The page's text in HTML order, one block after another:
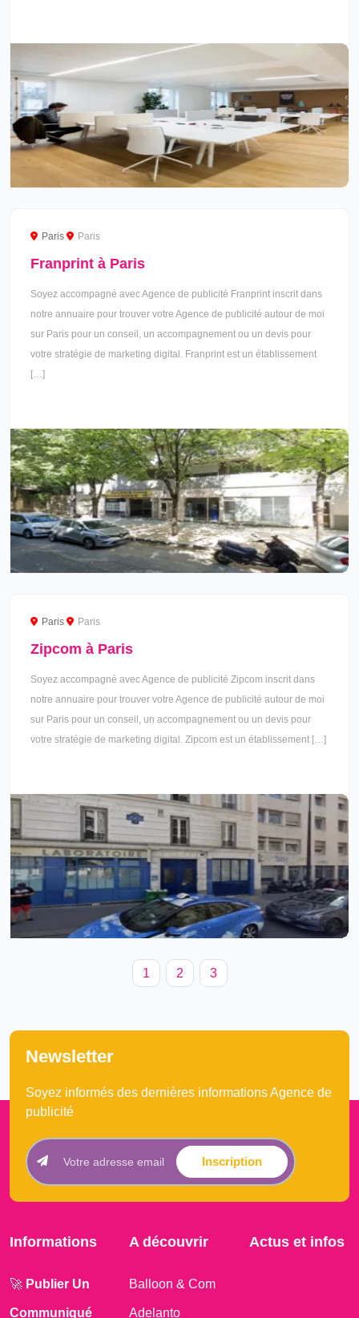
Paris Paris
Franprint à Paris
Soyez accompagné avec Agence de publicité Franprint inscrit dans
notre annuaire pour trouver votre Agence de publicité autour de moi
sur Paris pour un conseil, un accompagnement ou un devis pour
votre stratégie de marketing digital. Franprint est un établissement
[…]
Paris Paris
Zipcom à Paris
Soyez accompagné avec Agence de publicité Zipcom inscrit dans
notre annuaire pour trouver votre Agence de publicité autour de moi
sur Paris pour un conseil, un accompagnement ou un devis pour
votre stratégie de marketing digital. Zipcom est un établissement […]
1
(current)
2 3
Newsletter
Soyez informés des dernières informations Agence de
publicité
Inscription
Informations
🚀 Publier Un
Communiqué
A découvrir
Balloon & Com
Adelanto
Actus et infos